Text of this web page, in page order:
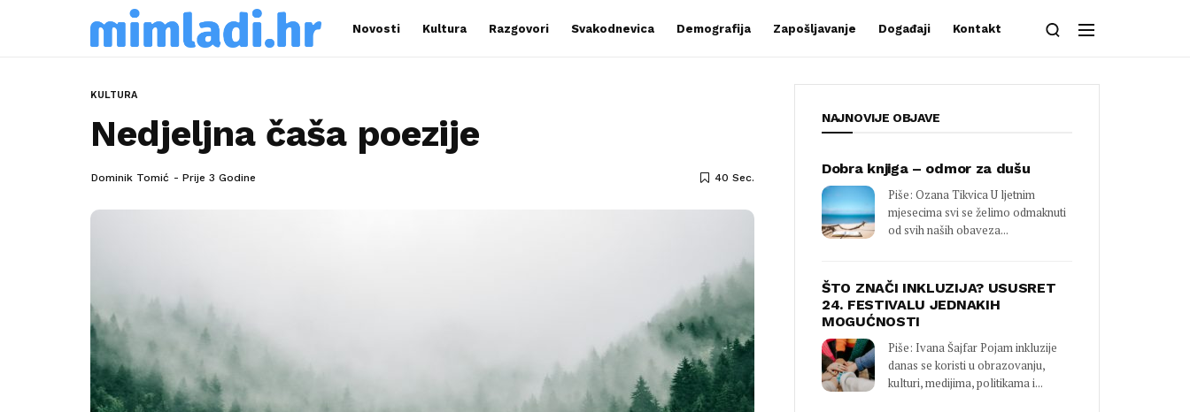
Novosti Kultura Razgovori Svakodnevica Demografija Zapošljavanje Događaji Kontakt
KULTURA
Nedjeljna čaša poezije
Dominik Tomić Prije 3 Godine 40 Sec.
NAJNOVIJE OBJAVE
Dobra knjiga – odmor za dušu
Piše: Ozana Tikvica U ljetnim
mjesecima svi se želimo odmaknuti
od svih naših obaveza...
ŠTO ZNAČI INKLUZIJA? USUSRET
24. FESTIVALU JEDNAKIH
MOGUĆNOSTI
Piše: Ivana Šajfar Pojam inkluzije
danas se koristi u obrazovanju,
kulturi, medijima, politikama i...